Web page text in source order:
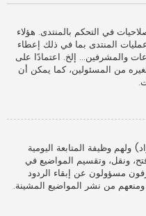
في التحكم بالمنتدى. هؤلاء
المنتدى بما في ذلك إعطاء
والمشرفين... إلخ. اعتمادًا على
من المسئولين، كما يمكن أن
وظيفة المتابعة اليومية
ونقل، وتقسيم المواضيع في
مسؤولون عن إبقاء الردود
من نشر المواضيع المشينة.